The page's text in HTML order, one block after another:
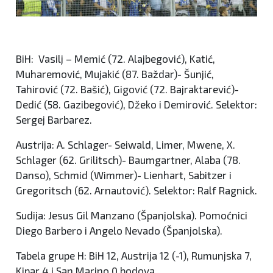
BiH: Vasilj – Memić (72. Alajbegović), Katić,
Muharemović, Mujakić (87. Baždar)- Šunjić,
Tahirović (72. Bašić), Gigović (72. Bajraktarević)-
Dedić (58. Gazibegović), Džeko i Demirović. Selektor:
Sergej Barbarez.
Austrija: A. Schlager- Seiwald, Limer, Mwene, X.
Schlager (62. Grilitsch)- Baumgartner, Alaba (78.
Danso), Schmid (Wimmer)- Lienhart, Sabitzer i
Gregoritsch (62. Arnautović). Selektor: Ralf Ragnick.
Sudija: Jesus Gil Manzano (Španjolska). Pomoćnici
Diego Barbero i Angelo Nevado (Španjolska).
Tabela grupe H: BiH 12, Austrija 12 (-1), Rumunjska 7,